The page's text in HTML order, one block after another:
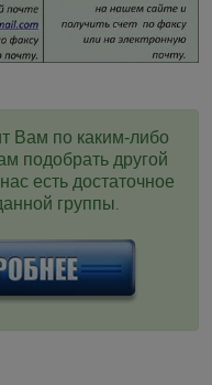
Вам по каким-либо
подобрать другой
есть достаточное
группы.